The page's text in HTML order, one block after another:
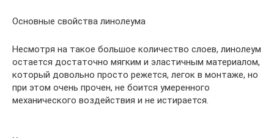
Основные свойства линолеума
Несмотря на такое большое количество слоев, линолеум
остается достаточно мягким и эластичным материалом,
который довольно просто режется, легок в монтаже, но
при этом очень прочен, не боится умеренного
механического воздействия и не истирается.